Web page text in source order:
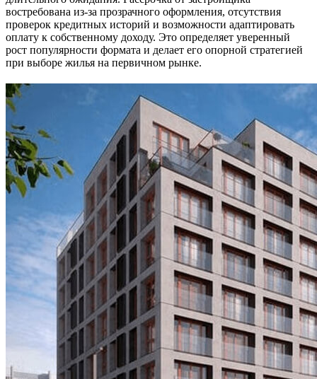
востребована из-за прозрачного оформления, отсутствия
проверок кредитных историй и возможности адаптировать
оплату к собственному доходу. Это определяет уверенный
рост популярности формата и делает его опорной стратегией
при выборе жилья на первичном рынке.